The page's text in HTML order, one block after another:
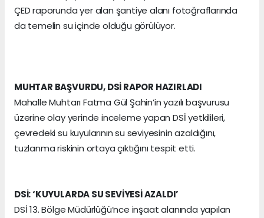
ÇED raporunda yer alan şantiye alanı fotoğraflarında
da temelin su içinde olduğu görülüyor.
MUHTAR BAŞVURDU, DSİ RAPOR HAZIRLADI
Mahalle Muhtarı Fatma Gül Şahin’in yazılı başvurusu
üzerine olay yerinde inceleme yapan DSİ yetkilileri,
çevredeki su kuyularının su seviyesinin azaldığını,
tuzlanma riskinin ortaya çıktığını tespit etti.
DSİ: ‘KUYULARDA SU SEVİYESİ AZALDI’
DSİ 13. Bölge Müdürlüğü’nce inşaat alanında yapılan